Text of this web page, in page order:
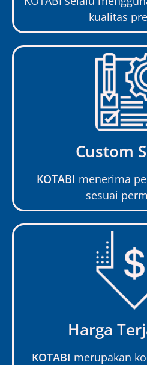
kualitas
Custom
KOTABI menerima
sesuai
Harga
KOTABI merupakan